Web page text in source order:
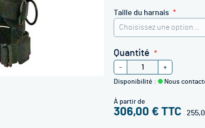
Taille du harnais
Quantité
- +
À partir de
306,00 €
Disponibilité : Nous